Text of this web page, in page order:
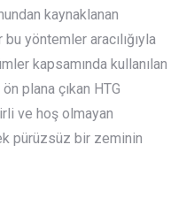
kaynaklanan
yöntemler aracılığıyla
kapsamında kullanılan
plana çıkan HTG
ve hoş olmayan
pürüzsüz bir zeminin